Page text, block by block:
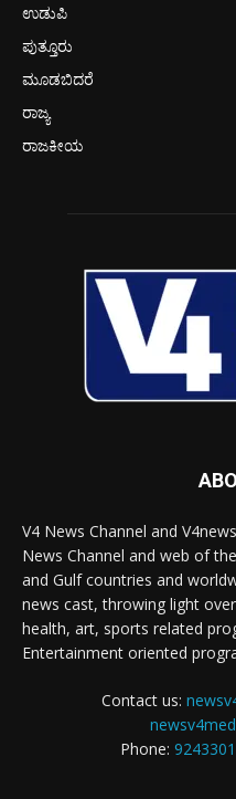
ಉಡುಪಿ
ಪುತ್ತೂರು
ಮೂಡಬಿದರೆ
ರಾಜ್ಯ
ರಾಜಕೀಯ
V4 News Channel and
News Channel and web of
and Gulf countries and
news cast, throwing light
health, art, sports related
Entertainment oriented
Contact us:
Phone: